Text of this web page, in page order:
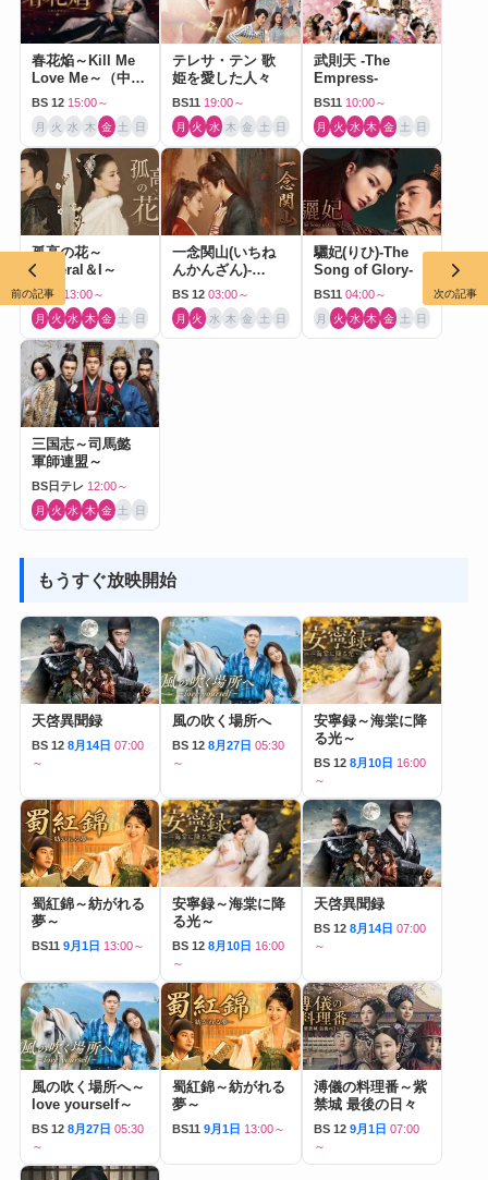
春花焔～Kill Me
Love Me～（中国
ドラマ）
BS 12 15:00～
月 火 水 木 金 土 日
テレサ・テン 歌
姫を愛した人々
BS11 19:00～
月 火 水 木 金 土 日
武則天 -The
Empress-
BS11 10:00～
月 火 水 木 金 土 日
孤高の花～
General＆I～
BS11 13:00～
月 火 水 木 金 土 日
一念関山(いちね
んかんざん)-
Journey to Love-
BS 12 03:00～
月 火 水 木 金 土 日
驪妃(りひ)-The
Song of Glory-
BS11 04:00～
月 火 水 木 金 土 日
三国志～司馬懿
軍師連盟～
BS日テレ 12:00～
月 火 水 木 金 土 日
もうすぐ放映開始
天啓異聞録
BS 12 8月14日 07:00
～
風の吹く場所へ
BS 12 8月27日 05:30
～
安寧録～海棠に降
る光～
BS 12 8月10日 16:00
～
蜀紅錦～紡がれる
夢～
BS11 9月1日 13:00～
安寧録～海棠に降
る光～
BS 12 8月10日 16:00
～
天啓異聞録
BS 12 8月14日 07:00
～
風の吹く場所へ～
love yourself～
BS 12 8月27日 05:30
～
蜀紅錦～紡がれる
夢～
BS11 9月1日 13:00～
溥儀の料理番～紫
禁城 最後の日々
BS 12 9月1日 07:00
～
前の記事 次の記事